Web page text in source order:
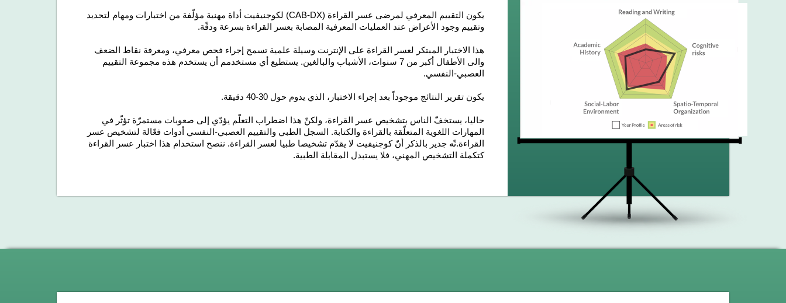
يكون التقييم المعرفي لمرضى عسر القراءة (CAB-DX) لكوجنيفيت أداة مهنية مؤلّفة من اختبارات ومهام لتحديد
وتقييم وجود الأعراض عند العمليات المعرفية المصابة بعسر القراءة بسرعة ودقّة.
هذا الاختبار المبتكر لعسر القراءة على الإنترنت وسيلة علمية تسمح إجراء فحص معرفي، ومعرفة نقاط الضعف
والى الأطفال أكبر من 7 سنوات، الأشباب والبالغين
. يستطيع أي مستخدمم أن يستخدم هذه مجموعة التقييم
العصبي-النفسي.
يكون تقرير النتائج موجوداً بعد إجراء الاختبار، الذي يدوم حول 30-40 دقيقة.
حاليا، يستخفّ الناس بتشخيص عسر القراءة، ولكنّ هذا اضطراب التعلّم يؤدّي إلى صعوبات مستمرّة تؤثّر في
المهارات اللغوية المتعلّقة بالقراءة والكتابة. السجل الطبي والتقييم العصبي-النفسي أدوات فعّالة لتشخيص عسر
القراءة.نّه جدير بالذكر أنّ كوجنيفيت لا يقدّم تشخيصا طبيا لعسر القراءة. ننصح استخدام هذا اختبار عسر القراءة
كتكملة التشخيص المهني، فلا يستبدل المقابلة الطبية.